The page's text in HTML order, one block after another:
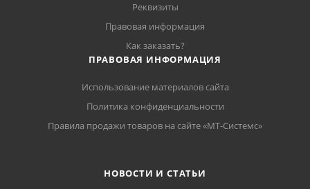
Реквизиты
Правовая информация
Как заказать?
ПРАВОВАЯ ИНФОРМАЦИЯ
Использование материалов сайта
Политика конфиденциальности
Правила продажи товаров на сайте «МТ-Системс»
НОВОСТИ И СТАТЬИ